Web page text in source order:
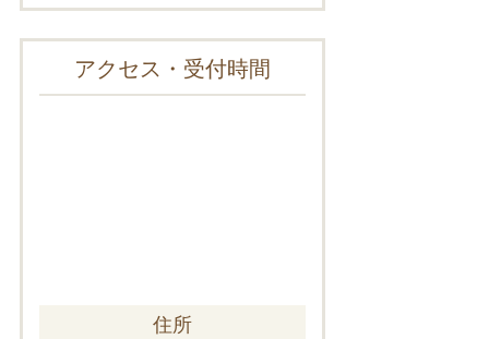
アクセス・受付時間
住所